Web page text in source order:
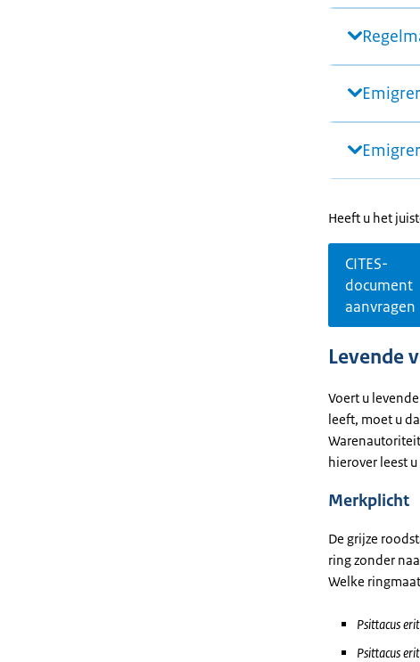
Heeft u het
CITES-
document
aanvragen
Levende
Voert u
leeft, moet u
hierover leest
Merkplicht
De grijze
ring zonder
Welke
Psittacus
Psittacus